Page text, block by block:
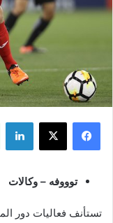
فيسبوك ‫X
توووفه – وكالات
تستأنف فعاليات دور